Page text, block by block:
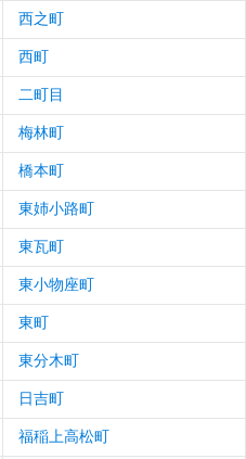
西之町
西町
二町目
梅林町
橋本町
東姉小路町
東瓦町
東小物座町
東町
東分木町
日吉町
福稲上高松町